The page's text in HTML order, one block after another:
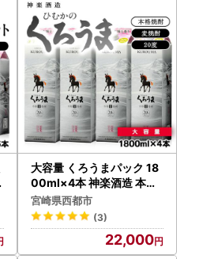
ルアドレスへ通知を行っており
miyazaki-saito-city@do-furusat
)
配送事業者による配送ができな
品への変更、又は配送可能な地
がございます。
場合について】
封し状態をご確認ください。
は、配送業者までご連絡くださ
が生じていた等、問題が生じて
保管していただき、早めに下記お
ださい。
大容量 くろうまパック 18
00ml×4本 神楽酒造 本格
麦焼酎＜26-24a＞
宮崎県西都市
(3)
22,000